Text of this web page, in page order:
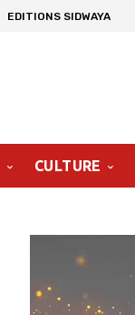
EDITIONS SIDWAYA
CULTURE